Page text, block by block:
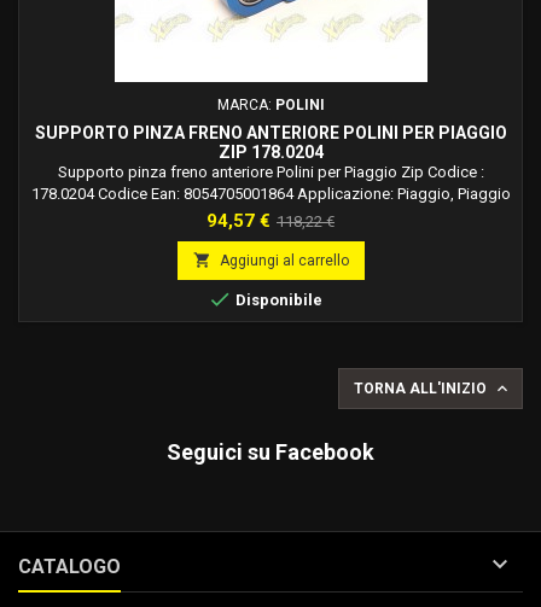
MARCA: POLINI
SUPPORTO PINZA FRENO ANTERIORE POLINI PER PIAGGIO
ZIP 178.0204
Supporto pinza freno anteriore Polini per Piaggio Zip Codice :
178.0204 Codice Ean: 8054705001864 Applicazione: Piaggio, Piaggio
Zip 50 2T SP H2O dal 2001, Piaggio Zip 50 2T SP H2O dal 1996 al 2000
ATTENZIONE: Si monta solamente eliminando il contachilometri.
Prezzo
94,57 € Prezzo
base
118,22 €
 Aggiungi al carrello
 Disponibile
TORNA ALL'INIZIO 
Seguici su Facebook
CATALOGO 